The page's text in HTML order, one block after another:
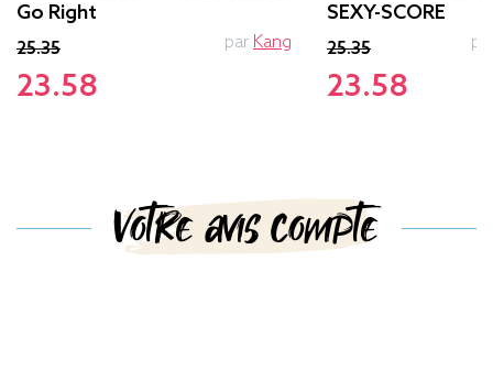
Go Right
25.35
23.58
par Kang
SEXY-SCORE
25.35
23.58
Votre avis compte